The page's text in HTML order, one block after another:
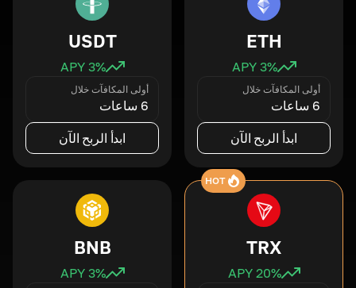
ETH
3% APY
أولى المكافآت خلال
6 ساعات
ابدأ الربح الآن
USDT
3% APY
أولى المكافآت خلال
6 ساعات
ابدأ الربح الآن
HOT
TRX
20% APY
BNB
3% APY